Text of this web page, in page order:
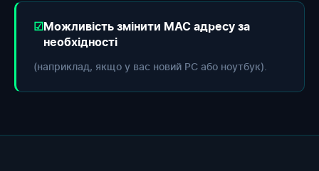
Можливість змінити МАС адресу за
необхідності
(наприклад, якщо у вас новий РС або ноутбук).